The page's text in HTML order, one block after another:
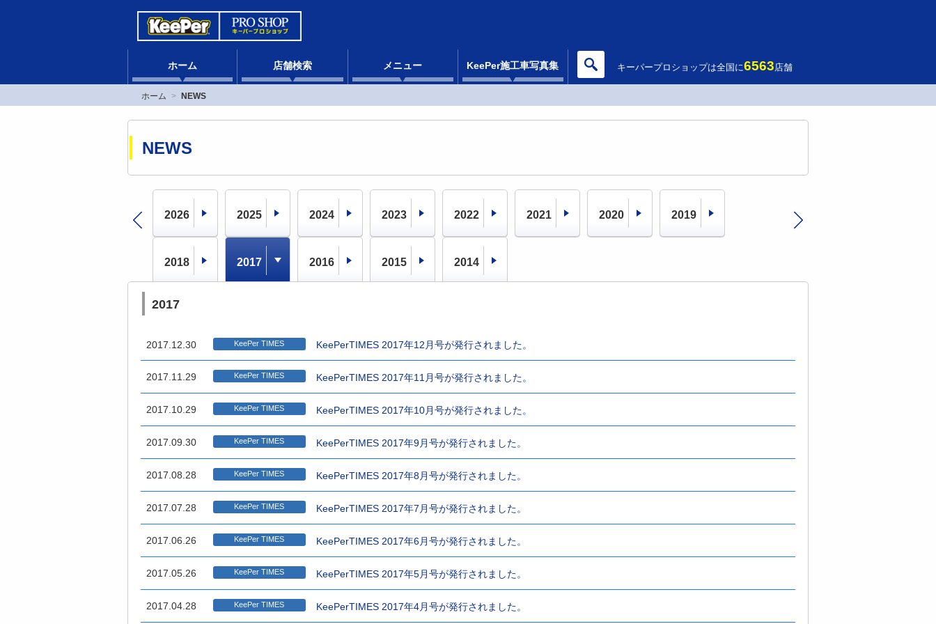
ホーム 店舗検索 メニュー KeePer施工車写真集 キーパープロショップは全国に6563店舗
ホーム NEWS
NEWS
2026 2025 2024 2023 2022 2021 2020 2019
2018 2017 2016 2015 2014
2017
2017.12.30 KeePer TIMES KeePerTIMES 2017年12月号が発行されました。
2017.11.29 KeePer TIMES KeePerTIMES 2017年11月号が発行されました。
2017.10.29 KeePer TIMES KeePerTIMES 2017年10月号が発行されました。
2017.09.30 KeePer TIMES KeePerTIMES 2017年9月号が発行されました。
2017.08.28 KeePer TIMES KeePerTIMES 2017年8月号が発行されました。
2017.07.28 KeePer TIMES KeePerTIMES 2017年7月号が発行されました。
2017.06.26 KeePer TIMES KeePerTIMES 2017年6月号が発行されました。
2017.05.26 KeePer TIMES KeePerTIMES 2017年5月号が発行されました。
2017.04.28 KeePer TIMES KeePerTIMES 2017年4月号が発行されました。